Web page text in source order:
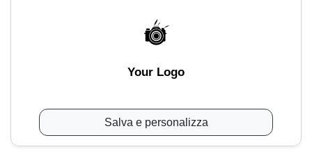
Your Logo
Salva e personalizza